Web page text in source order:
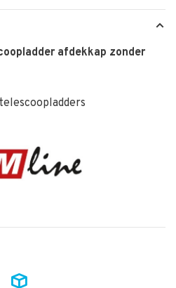
afdekkap zonder